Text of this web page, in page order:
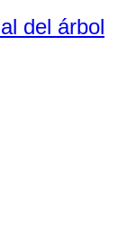
del árbol